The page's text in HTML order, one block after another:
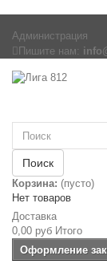
Администрация
Пишите нам:
Поиск
Корзина: (пусто)
Нет товаров
Доставка
0,00 руб Итого
Оформление